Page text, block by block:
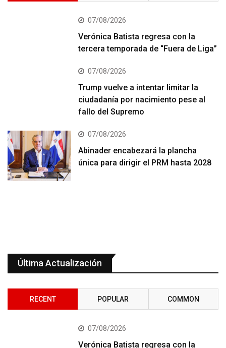
07/08/2026
Verónica Batista regresa con la
tercera temporada de “Fuera de Liga”
07/08/2026
Trump vuelve a intentar limitar la
ciudadanía por nacimiento pese al
fallo del Supremo
07/08/2026
Abinader encabezará la plancha
única para dirigir el PRM hasta 2028
Última Actualización
RECENT POPULAR COMMON
07/08/2026
Verónica Batista regresa con la